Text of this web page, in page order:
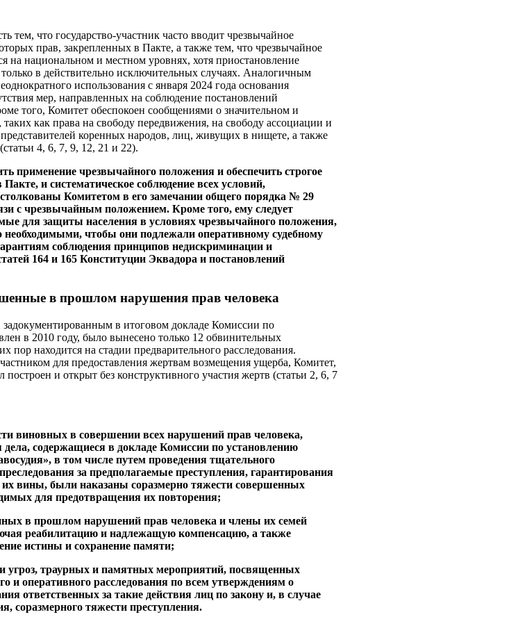
тем, что государство-участник часто вводит чрезвычайное
прав, закрепленных в Пакте, а также тем, что чрезвычайное
на национальном и местном уровнях, хотя приостановление
в действительно исключительных случаях. Аналогичным
использования с января 2024 года основания
мер, направленных на соблюдение постановлений
того, Комитет обеспокоен сообщениями о значительном и
как права на свободу передвижения, на свободу ассоциации и
коренных народов, лиц, живущих в нищете, а также
4, 6, 7, 9, 12, 21 и 22).
применение чрезвычайного положения и обеспечить строгое
и систематическое соблюдение всех условий,
Комитетом в его замечании общего порядка № 29
с чрезвычайным положением. Кроме того, ему следует
для защиты населения в условиях чрезвычайного положения,
чтобы они подлежали оперативному судебному
соблюдения принципов недискриминации и
164 и 165 Конституции Эквадора и постановлений
в прошлом нарушения прав человека
задокументированным в итоговом докладе Комиссии по
в 2010 году, было вынесено только 12 обвинительных
пор находится на стадии предварительного расследования.
для предоставления жертвам возмещения ущерба, Комитет,
и открыт без конструктивного участия жертв (статьи 2, 6, 7
виновных в совершении всех нарушений прав человека,
содержащиеся в докладе Комиссии по установлению
в том числе путем проведения тщательного
за предполагаемые преступления, гарантирования
вины, были наказаны соразмерно тяжести совершенных
для предотвращения их повторения;
в прошлом нарушений прав человека и члены их семей
реабилитацию и надлежащую компенсацию, а также
истины и сохранение памяти;
и угроз, траурных и памятных мероприятий, посвященных
и оперативного расследования по всем утверждениям о
ответственных за такие действия лиц по закону и, в случае
соразмерного тяжести преступления.